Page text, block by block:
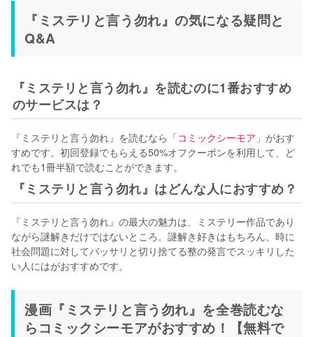
『ミステリと言う勿れ』の気になる疑問と
Q&A
『ミステリと言う勿れ』を読むのに1番おすすめ
のサービスは？
『ミステリと言う勿れ』を読むなら「コミックシーモア 」がおす
すめです。初回登録でもらえる50%オフクーポンを利用して、ど
れでも1冊半額で読むことができます。
『ミステリと言う勿れ』はどんな人におすすめ？
『ミステリと言う勿れ』の最大の魅力は、ミステリー作品であり
ながら謎解きだけではないところ。謎解き好きはもちろん、時に
社会問題に対してバッサリと切り捨てる整の発言でスッキリした
い人にはがおすすめです。
漫画『ミステリと言う勿れ』を全巻読むな
らコミックシーモアがおすすめ！【無料で